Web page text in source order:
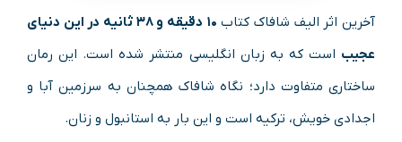
آخرین اثر الیف شافاک کتاب
۱۰ دقیقه و ۳۸ ثانیه در این دنیای
عجیب است که به زبان انگلیسی منتشر شده است. این رمان
ساختاری متفاوت دارد؛ نگاه شافاک همچنان به سرزمین آبا و
اجدادی خویش، ترکیه است و این بار به استانبول و زنان.